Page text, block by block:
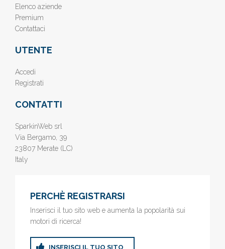
Elenco aziende
Premium
Contattaci
UTENTE
Accedi
Registrati
CONTATTI
SparkinWeb srl
Via Bergamo, 39
23807 Merate (LC)
Italy
PERCHÈ REGISTRARSI
Inserisci il tuo sito web e aumenta la popolarità sui
motori di ricerca!
INSERISCI IL TUO SITO